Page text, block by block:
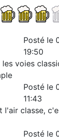
Posté le
19:50
voies
Posté le
11:43
l'air classe,
Posté le